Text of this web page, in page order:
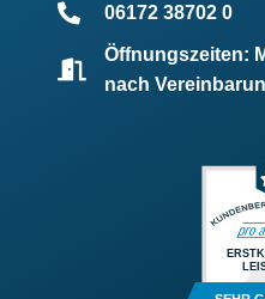
06172 38702 0
Öffnungszeiten:
nach